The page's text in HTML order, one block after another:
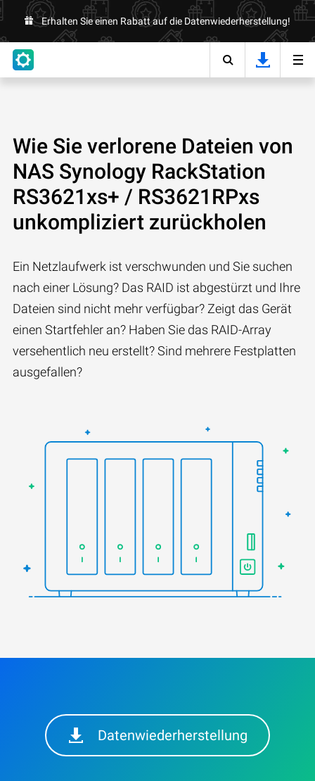
Erhalten Sie einen Rabatt auf die Datenwiederherstellung!
Wie Sie verlorene Dateien von
NAS Synology RackStation
RS3621xs+ / RS3621RPxs
unkompliziert zurückholen
Ein Netzlaufwerk ist verschwunden und Sie suchen
nach einer Lösung? Das RAID ist abgestürzt und Ihre
Dateien sind nicht mehr verfügbar? Zeigt das Gerät
einen Startfehler an? Haben Sie das RAID-Array
versehentlich neu erstellt? Sind mehrere Festplatten
ausgefallen?
Datenwiederherstellung